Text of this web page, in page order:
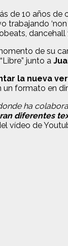
de 10 años
trabajando
dancehall
de su
junto a
la nueva
un formato en
donde ha
diferentes
vídeo de